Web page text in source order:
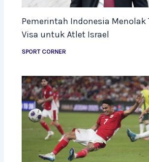
Pemerintah Indonesia Menolak
Visa untuk Atlet Israel
SPORT CORNER